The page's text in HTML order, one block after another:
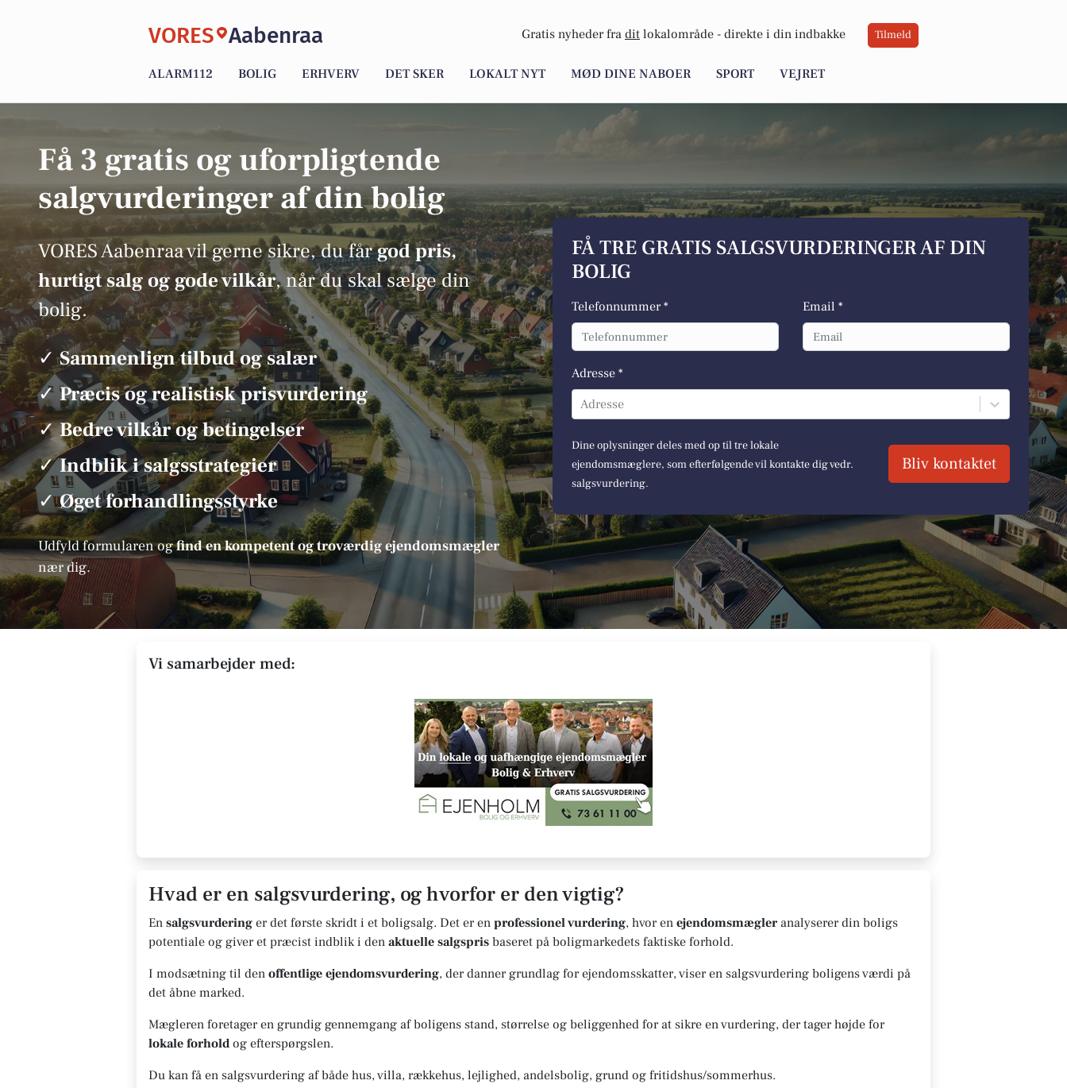
VORES Aabenraa Gratis nyheder fra dit lokalområde - direkte i din indbakke Tilmeld
ALARM112 BOLIG ERHVERV DET SKER LOKALT NYT MØD DINE NABOER SPORT VEJRET
Få 3 gratis og uforpligtende
salgvurderinger af din bolig
VORES Aabenraa vil gerne sikre, du fårgod pris,
hurtigt salg og gode vilkår, når du skal sælge din
bolig.
✓Sammenlign tilbud og salær
✓ Præcis og realistisk prisvurdering
✓Bedre vilkår og betingelser
✓Indblik i salgsstrategier
✓Øget forhandlingsstyrke
Udfyld formularen ogfind en kompetent og troværdig ejendomsmægler
nær dig.
FÅ TRE GRATIS SALGSVURDERINGER AF DIN
BOLIG
Telefonnummer * Email *
Adresse *
Adresse
Dine oplysninger deles med op til tre lokale
ejendomsmæglere, som efterfølgende vil kontakte dig vedr.
salgsvurdering.
Bliv kontaktet
Vi samarbejder med:
Hvad er en salgsvurdering, og hvorfor er den vigtig?
En salgsvurdering er det første skridt i et boligsalg. Det er en professionel vurdering, hvor en ejendomsmægler analyserer din boligs
potentiale og giver et præcist indblik i den aktuelle salgspris baseret på boligmarkedets faktiske forhold.
I modsætning til den offentlige ejendomsvurdering, der danner grundlag for ejendomsskatter, viser en salgsvurdering boligens værdi på
det åbne marked.
Mægleren foretager en grundig gennemgang af boligens stand, størrelse og beliggenhed for at sikre en vurdering, der tager højde for
lokale forhold og efterspørgslen.
Du kan få en salgsvurdering af både hus, villa, rækkehus, lejlighed, andelsbolig, grund og fritidshus/sommerhus.